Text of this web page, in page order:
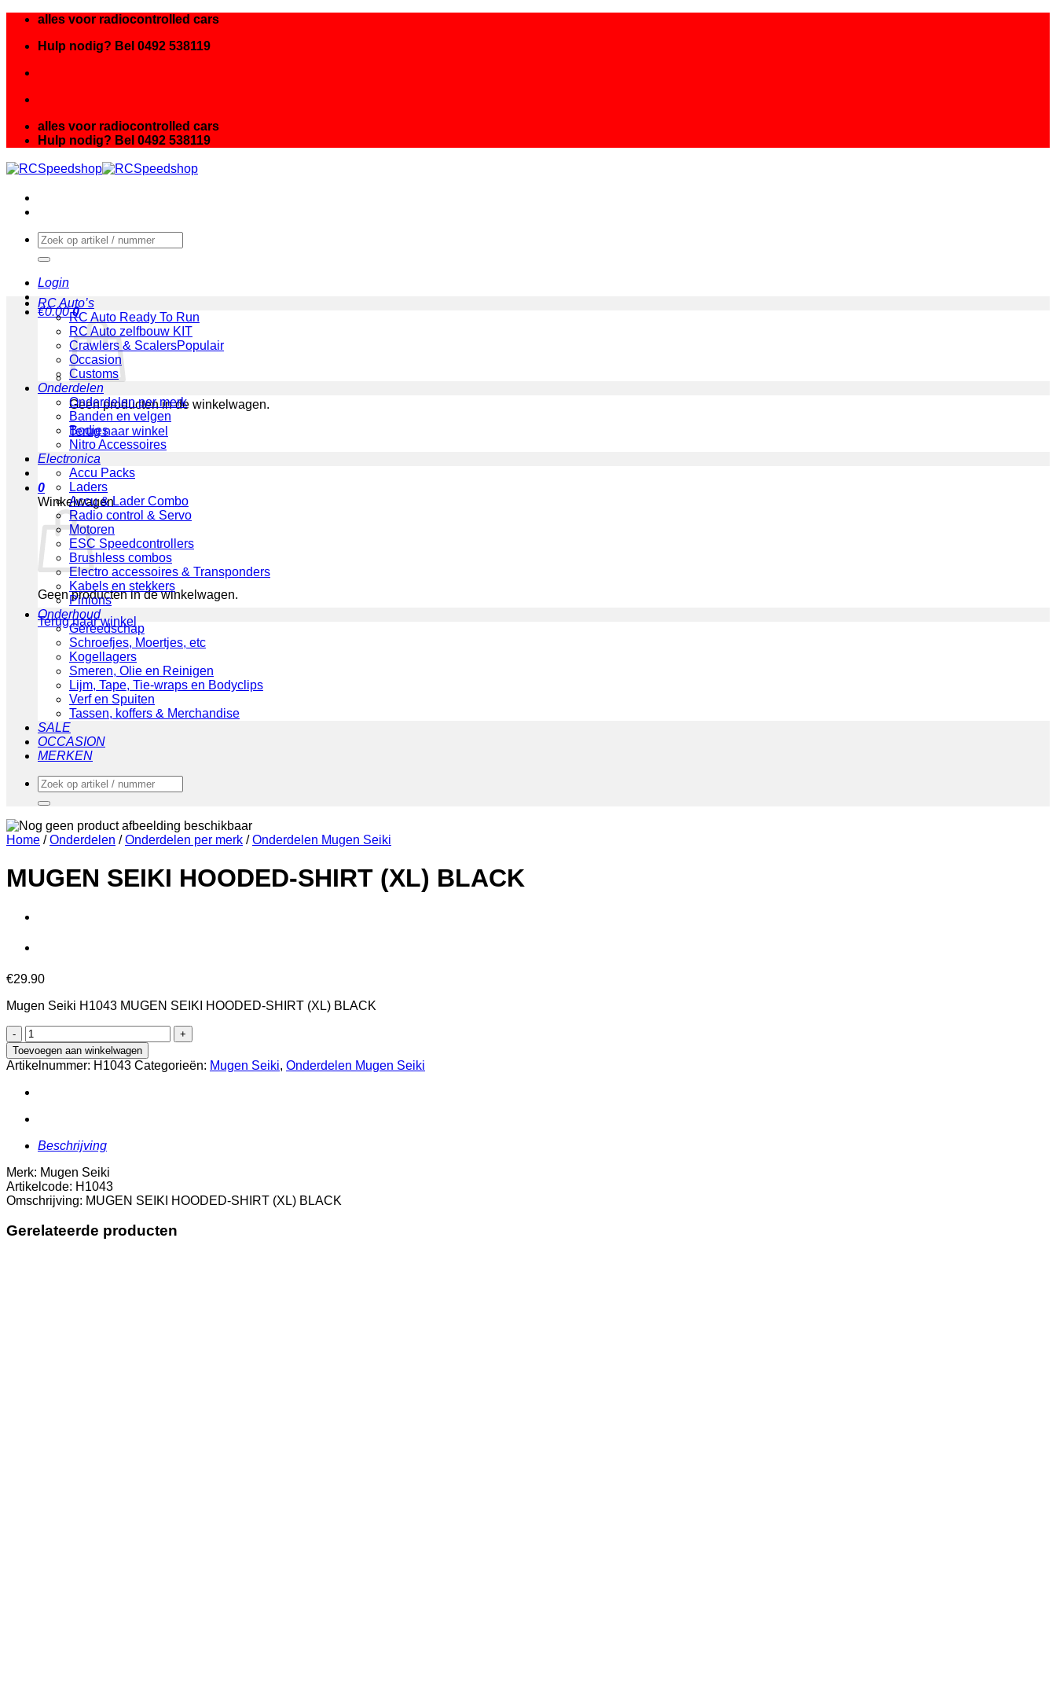
inhoud
alles voor radiocontrolled cars
Hulp nodig? Bel 0492 538119
alles voor radiocontrolled cars
Hulp nodig? Bel 0492 538119
Zoeken
naar:
Login
€0.00 0
Geen producten in de winkelwagen.
Terug naar winkel
0
Winkelwagen
Geen producten in de winkelwagen.
Terug naar winkel
RC Auto’s
RC Auto Ready To Run
RC Auto zelfbouw KIT
Crawlers & Scalers
Occasion
Customs
Onderdelen
Onderdelen per merk
Banden en velgen
Bodies
Nitro Accessoires
Electronica
Accu Packs
Laders
Accu & Lader Combo
Radio control & Servo
Motoren
ESC Speedcontrollers
Brushless combos
Electro accessoires & Transponders
Kabels en stekkers
Pinions
Onderhoud
Gereedschap
Schroefjes, Moertjes, etc
Kogellagers
Smeren, Olie en Reinigen
Lijm, Tape, Tie-wraps en Bodyclips
Verf en Spuiten
Tassen, koffers & Merchandise
SALE
OCCASION
MERKEN
Zoeken
naar:
Home / Onderdelen / Onderdelen per merk / Onderdelen Mugen Seiki
MUGEN SEIKI HOODED-SHIRT (XL) BLACK
€29.90
Mugen Seiki H1043 MUGEN SEIKI HOODED-SHIRT (XL) BLACK
MUGEN
SEIKI
HOODED-
SHIRT
(XL)
aantal
Toevoegen aan winkelwagen
Artikelnummer: H1043 Categorieën: Mugen Seiki, Onderdelen Mugen Seiki
Beschrijving
Merk: Mugen Seiki
Artikelcode: H1043
Omschrijving: MUGEN SEIKI HOODED-SHIRT (XL) BLACK
Gerelateerde producten